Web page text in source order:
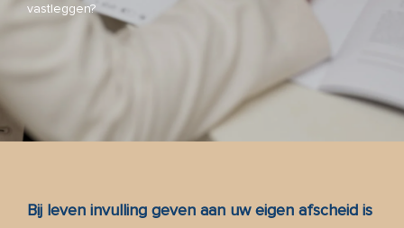
Blog
Inspiratie
vastleggen?
Bij leven invulling geven aan uw eigen afscheid is